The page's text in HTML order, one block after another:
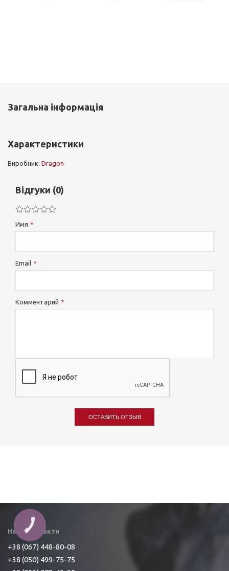
Загальна інформація
Характеристики
Виробник: Dragon
Відгуки (0)
Имя
Email
Комментарий
ОСТАВИТЬ ОТЗЫВ
Наші контакти
+38 (067) 448-80-08
+38 (050) 499-75-75
КНОПКА
ЗВ'ЯЗКУ